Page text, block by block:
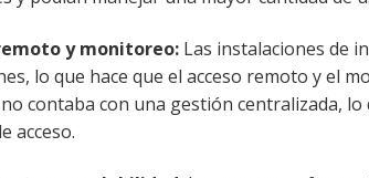
y monitoreo: Las instalaciones de
lo que hace que el acceso remoto y el
contaba con una gestión centralizada,
acceso.